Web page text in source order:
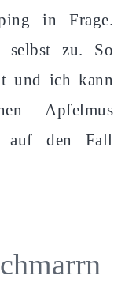
in Frage.
selbst zu. So
und ich kann
Apfelmus
auf den Fall